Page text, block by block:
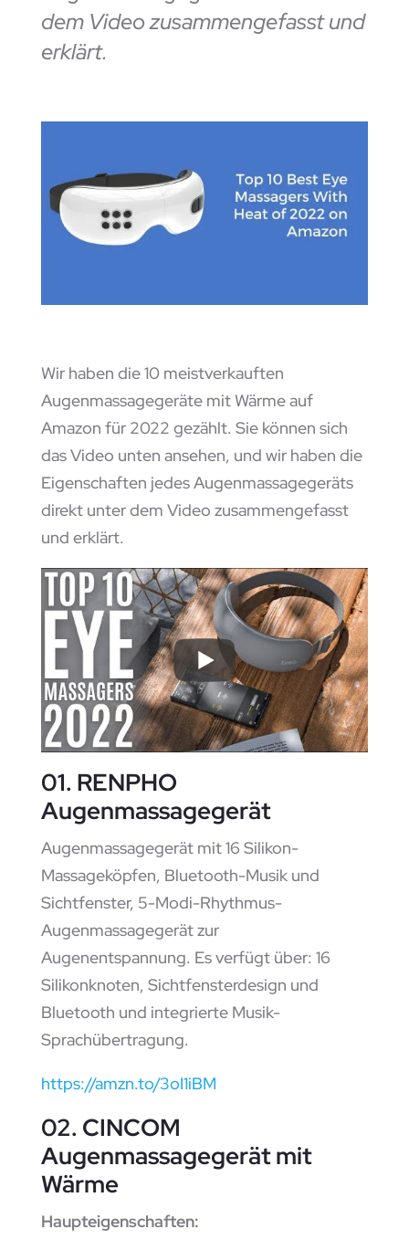
dem Video zusammengefasst und
erklärt.
Wir haben die 10 meistverkauften
Augenmassagegeräte mit Wärme auf
Amazon für 2022 gezählt. Sie können sich
das Video unten ansehen, und wir haben die
Eigenschaften jedes Augenmassagegeräts
direkt unter dem Video zusammengefasst
und erklärt.
01. RENPHO
Augenmassagegerät
Augenmassagegerät mit 16 Silikon-
Massageköpfen, Bluetooth-Musik und
Sichtfenster, 5-Modi-Rhythmus-
Augenmassagegerät zur
Augenentspannung. Es verfügt über: 16
Silikonknoten, Sichtfensterdesign und
Bluetooth und integrierte Musik-
Sprachübertragung.
https://amzn.to/3oI1iBM
02. CINCOM
Augenmassagegerät mit
Wärme
Haupteigenschaften: